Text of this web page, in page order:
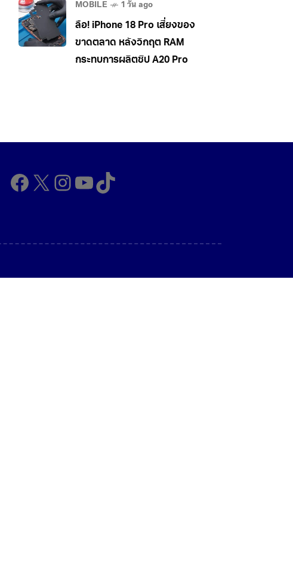
MOBILE 1 วัน ago
ลือ! iPhone 18 Pro เสี่ยงของ
ขาดตลาด หลังวิกฤต RAM
กระทบการผลิตชิป A20 Pro
Facebook
X Instagram
YouTube
TikTok